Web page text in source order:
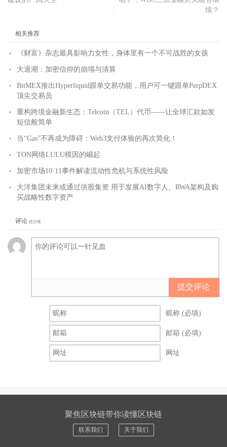
续？
相关推荐
《财富》杂志最具影响力女性，身体里有一个不可战胜的女孩
大退潮：加密信仰的崩塌与清算
BitMEX推出Hyperliquid跟单交易功能，用户可一键跟单PerpDEX
顶尖交易员
重构跨境金融新生态：Telcoin（TEL）代币——让全球汇款如发
短信般简单
当“Gas”不再成为障碍：Web3支付体验的再次简化！
TON网络LULU模因的崛起
加密市场10·11事件解读流动性危机与系统性风险
大洋集团未来或通过供股集资 用于发展AI数字人、RWA架构及购
买战略性数字资产
评论 抢沙发
提交评论
昵称 (必填)
邮箱 (必填)
网址
聚焦区块链带你读懂区块链
联系我们 关于我们